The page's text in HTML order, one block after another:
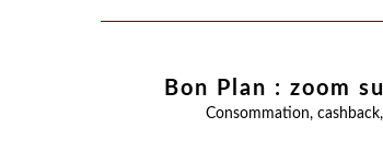
Bon Plan : zoom
Consommation, cashback,